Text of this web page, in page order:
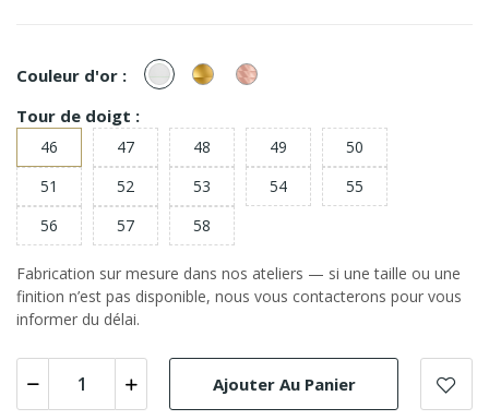
Couleur d'or : or
Blanc
or
Jaune
or
Rose
Tour de doigt :
46 47 48 49
50
51
52 53 54
55
56
57 58
Fabrication sur mesure dans nos ateliers — si une taille ou une
finition n’est pas disponible, nous vous contacterons pour vous
informer du délai.
Ajouter Au Panier